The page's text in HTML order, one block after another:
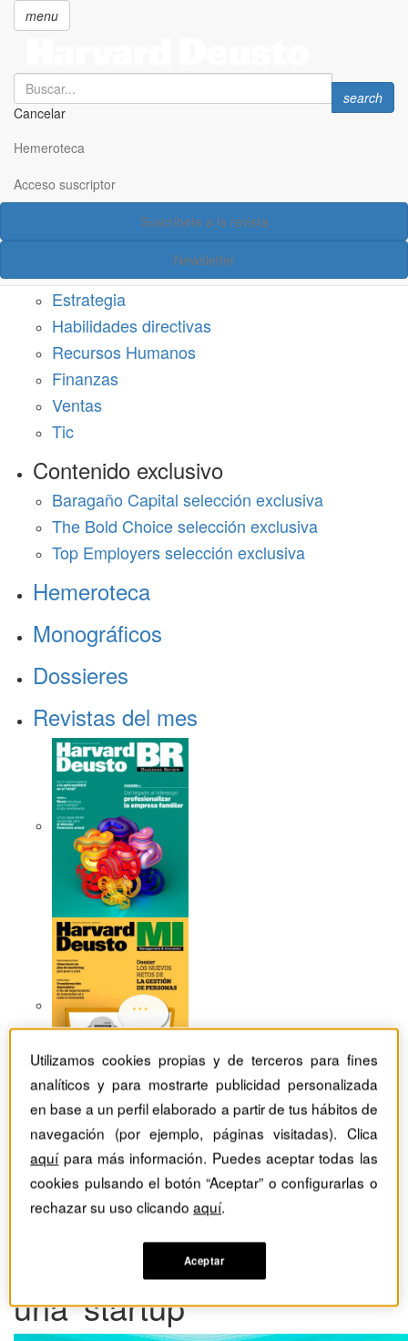
principal
menu
Search
Cancelar
Search
search
Hemeroteca
Acceso suscriptor
Suscríbete a la revista
Newsletter
Acceso suscriptor
Estrategia
Habilidades directivas
Recursos Humanos
Finanzas
Ventas
Tic
Contenido exclusivo
Baragaño Capital selección exclusiva
The Bold Choice selección exclusiva
Top Employers selección exclusiva
Hemeroteca
Monográficos
Dossieres
Revistas del mes
Revistas Harvard Deusto
Estrategia
Los factores que determinan el éxito de una 'startup'
Los factores que
determinan el éxito de
una 'startup'
Utilizamos cookies propias y de terceros para fines
analíticos y para mostrarte publicidad personalizada
en base a un perfil elaborado a partir de tus hábitos de
navegación (por ejemplo, páginas visitadas). Clica
aquípara más información. Puedes aceptar todas las
cookies pulsando el botón “Aceptar” o configurarlas o
rechazar su uso clicandoaquí.
Aceptar